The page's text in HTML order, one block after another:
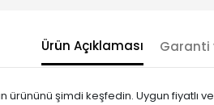
Ürün Açıklaması Garanti
ürününü şimdi keşfedin. Uygun fiyatlı